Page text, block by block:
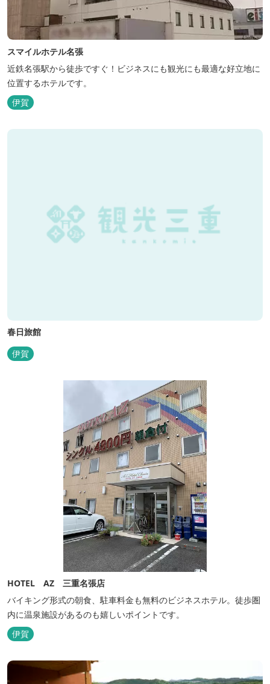
スマイルホテル名張
近鉄名張駅から徒歩ですぐ！ビジネスにも観光にも最適な好立地に
位置するホテルです。
伊賀
春日旅館
伊賀
HOTEL AZ 三重名張店
バイキング形式の朝食、駐車料金も無料のビジネスホテル。徒歩圏
内に温泉施設があるのも嬉しいポイントです。
伊賀